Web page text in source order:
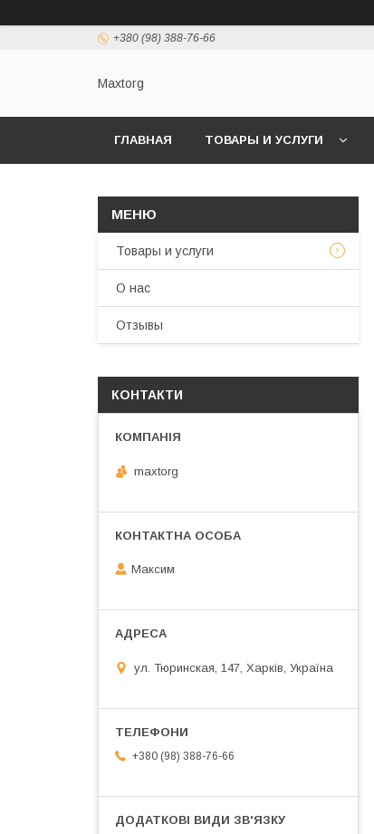
+380 (98) 388-76-66
Maxtorg
ГЛАВНАЯ ТОВАРЫ И УСЛУГИ
Товары и услуги
О нас
Отзывы
КОНТАКТИ
maxtorg
Максим
ул. Тюринская, 147, Харків, Україна
+380 (98) 388-76-66